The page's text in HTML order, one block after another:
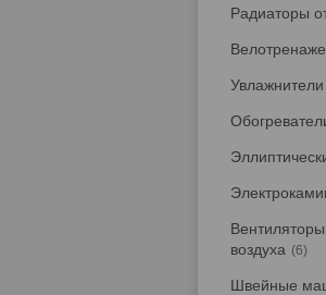
Радиаторы
Увлажнители
воздуха
6
Швейные